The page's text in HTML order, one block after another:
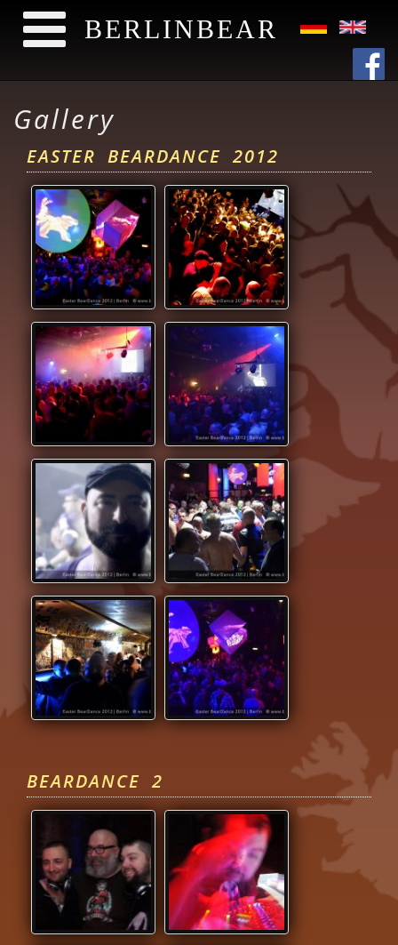
BERLINBEAR
Gallery
EASTER BEARDANCE 2012
BEARDANCE 2